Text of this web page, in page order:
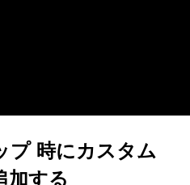
プ 時にカスタム
加する